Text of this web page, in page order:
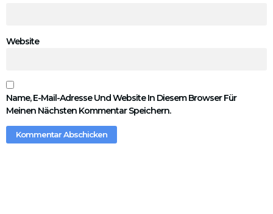
Website
Name, E-Mail-Adresse Und Website In Diesem Browser Für
Meinen Nächsten Kommentar Speichern.